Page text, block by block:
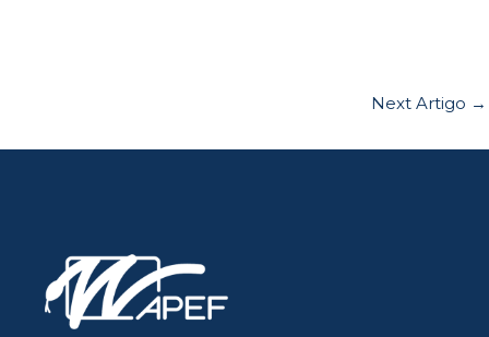
Next Artigo →